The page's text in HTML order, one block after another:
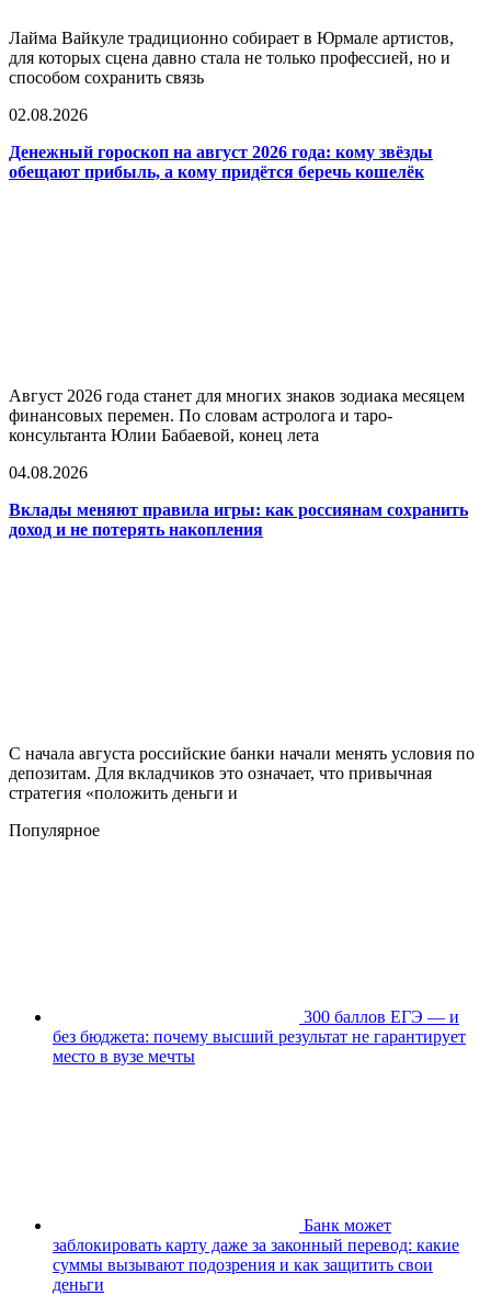
Лайма Вайкуле традиционно собирает в Юрмале артистов,
для которых сцена давно стала не только профессией, но и
способом сохранить связь
02.08.2026
Денежный гороскоп на август 2026 года: кому звёзды
обещают прибыль, а кому придётся беречь кошелёк
Август 2026 года станет для многих знаков зодиака месяцем
финансовых перемен. По словам астролога и таро-
консультанта Юлии Бабаевой, конец лета
04.08.2026
Вклады меняют правила игры: как россиянам сохранить
доход и не потерять накопления
С начала августа российские банки начали менять условия по
депозитам. Для вкладчиков это означает, что привычная
стратегия «положить деньги и
Популярное
300 баллов ЕГЭ — и
без бюджета: почему высший результат не гарантирует
место в вузе мечты
Банк может
заблокировать карту даже за законный перевод: какие
суммы вызывают подозрения и как защитить свои
деньги